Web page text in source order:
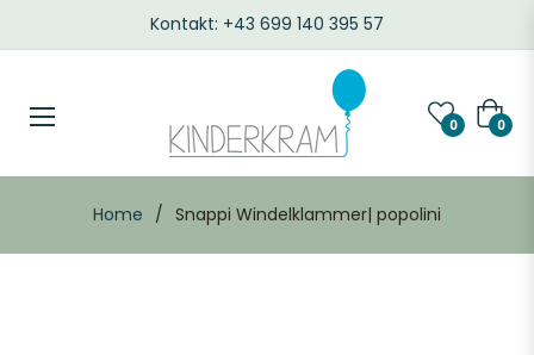
Kontakt: +43 699 140 395 57
0 0
Home / Snappi Windelklammer| popolini